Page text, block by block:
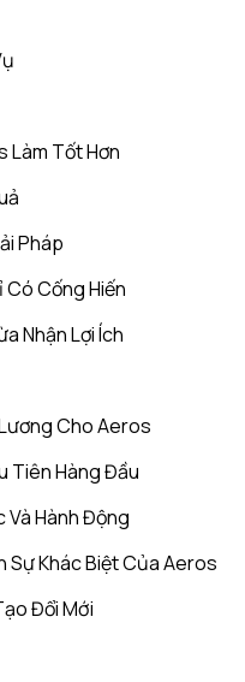
Làm Tốt Hơn
Pháp
Cống Hiến
Nhận Lợi Ích
Cho Aeros
Tiên Hàng Đầu
Và Hành Động
Sự Khác Biệt Của Aeros
Đổi Mới